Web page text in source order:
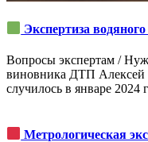
Экспертиза
Вопросы экспертам /
виновника ДТП Алексей
случилось в январе
Метрологическая